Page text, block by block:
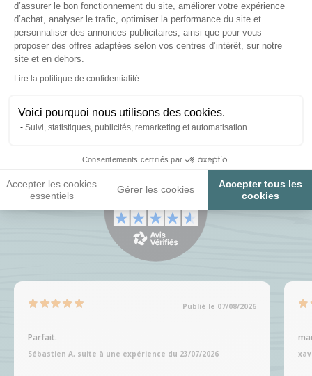
d’assurer le bon fonctionnement du site, améliorer votre expérience
d’achat, analyser le trafic, optimiser la performance du site et
personnaliser des annonces publicitaires, ainsi que pour vous
proposer des offres adaptées selon vos centres d’intérêt, sur notre
site et en dehors.
Lire la politique de confidentialité
Voici pourquoi nous utilisons des cookies.
Suivi, statistiques, publicités, remarketing et automatisation
Consentements certifiés par
Accepter les cookies
essentiels
Gérer les cookies
Accepter tous les
cookies
Axeptio consent
Paiements sécurisés et en 3x ou 4x
Publié le 07/08/2026
Parfait.
Sébastien A, suite à une expérience du 23/07/2026